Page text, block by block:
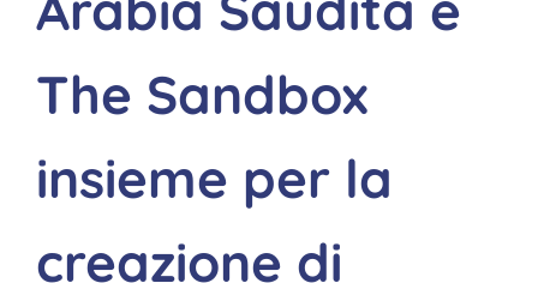
The Sandbox
insieme per la
creazione di